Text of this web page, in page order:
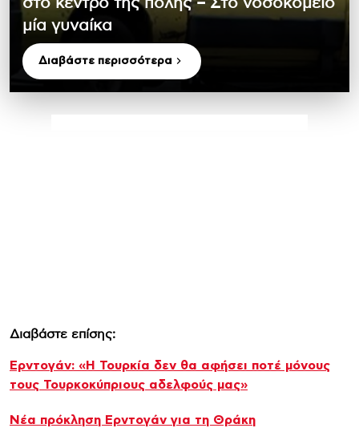
μία γυναίκα
Διαβάστε περισσότερα
Διαβάστε επίσης:
Ερντογάν: «Η Τουρκία δεν θα αφήσει ποτέ μόνους
τους Τουρκοκύπριους αδελφούς μας»
Νέα πρόκληση Ερντογάν για τη Θράκη